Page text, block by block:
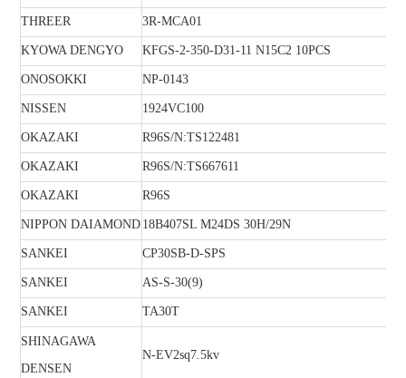
THREER 3R-MCA01
KYOWA DENGYO KFGS-2-350-D31-11 N15C2 10PCS
ONOSOKKI NP-0143
NISSEN 1924VC100
OKAZAKI R96S/N:TS122481
OKAZAKI R96S/N:TS667611
OKAZAKI R96S
NIPPON DAIAMOND 18B407SL M24DS 30H/29N
SANKEI CP30SB-D-SPS
SANKEI AS-S-30(9)
SANKEI TA30T
SHINAGAWA
DENSEN
N-EV2sq7.5kv